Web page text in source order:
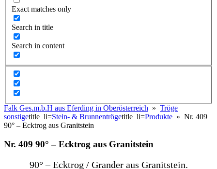
Exact matches only
Search in title
Search in content
Falk Ges.m.b.H aus Eferding in Oberösterreich » Tröge
sonstigetitle_li=Stein- & Brunnentrögetitle_li=Produkte » Nr. 409
90° – Ecktrog aus Granitstein
Nr. 409 90° – Ecktrog aus Granitstein
90° – Ecktrog / Grander aus Granitstein.